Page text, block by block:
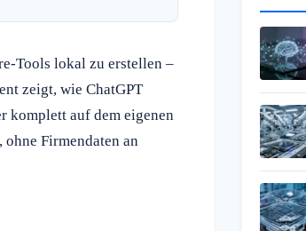
Tools lokal zu erstellen –
zeigt, wie ChatGPT
komplett auf dem eigenen
Firmendaten an